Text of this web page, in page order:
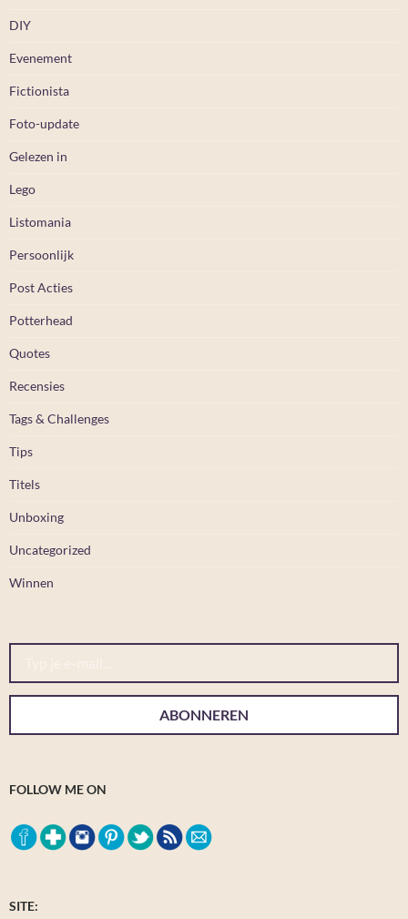
DIY
Evenement
Fictionista
Foto-update
Gelezen in
Lego
Listomania
Persoonlijk
Post Acties
Potterhead
Quotes
Recensies
Tags & Challenges
Tips
Titels
Unboxing
Uncategorized
Winnen
Typ je e-mail...
ABONNEREN
FOLLOW ME ON
SITE: